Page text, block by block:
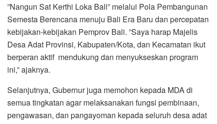
”Nangun Sat Kerthi Loka Bali” melalui Pola Pembangunan
Semesta Berencana menuju Bali Era Baru dan percepatan
kebijakan-kebijakan Pemprov Bali. ”Saya harap Majelis
Desa Adat Provinsi, Kabupaten/Kota, dan Kecamatan ikut
berperan aktif mendukung dan menyukseskan program
ini,” ajaknya.
Selanjutnya, Gubernur juga memohon kepada MDA di
semua tingkatan agar melaksanakan fungsi pembinaan,
pengawasan, dan pangayoman kepada seluruh desa adat